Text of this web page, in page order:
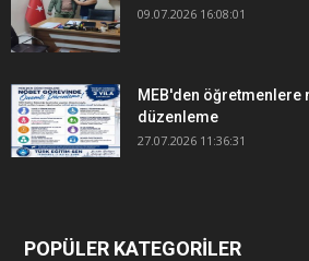
09.07.2026 16:08:01
MEB'den öğretmenlere
düzenleme
27.07.2026 11:36:31
POPÜLER KATEGORİLER